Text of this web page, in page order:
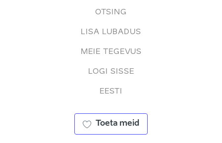
OTSING
LISA LUBADUS
MEIE TEGEVUS
LOGI SISSE
EESTI
Toeta meid